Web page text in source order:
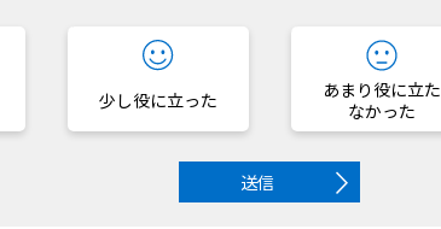
少し役に立った
あまり役に立た
なかった
送信